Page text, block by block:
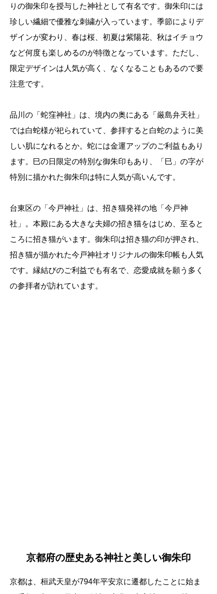
りの御朱印を授与した神社として有名です。御朱印には
珍しい繊細で優雅な刺繍が入っています。季節によりデ
ザインが変わり、春は桜、初夏は紫陽花、秋はイチョウ
など何度も楽しめるのが特徴となっています。ただし、
限定デザインは人気が高く、なくなることもあるので要
注意です。
品川の「蛇窪神社」は、境内の奥にある「厳島弁天社」
では白蛇様が祀られていて、参拝すると白蛇のように美
しい肌になれるとか。蛇には金運アップのご利益もあり
ます。巳の日限定の特別な御朱印もあり、「巳」の字が
特別に描かれた御朱印は特に人気が高いんです。
台東区の「今戸神社」は、招き猫発祥の地「今戸神
社」。本殿にある大きな夫婦の招き猫をはじめ、至ると
ころに招き猫がいます。御朱印は招き猫の印が押され、
招き猫が描かれた今戸神社オリジナルの御朱印帳も人気
です。縁結びのご利益でも有名で、恋愛成就を願う多く
の参拝者が訪れています。
京都府の歴史ある神社と美しい御朱印
京都は、桓武天皇が794年平安京に遷都したことに始ま